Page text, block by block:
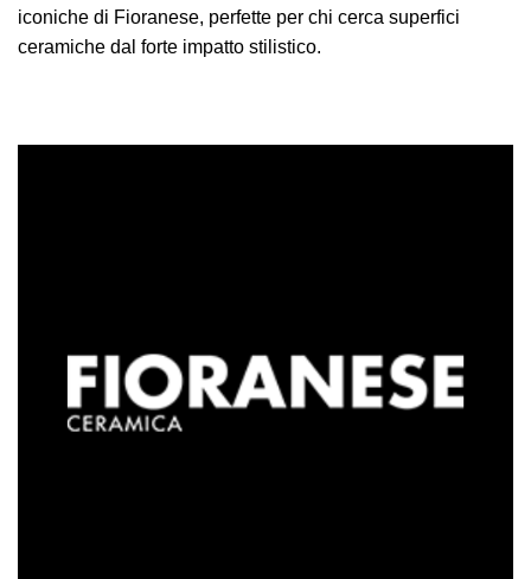
iconiche di Fioranese, perfette per chi cerca superfici
ceramiche dal forte impatto stilistico.